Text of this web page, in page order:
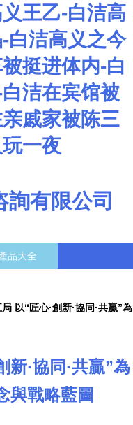
王乙-白洁高
白洁高义之今
挺进体内-白
洁在宾馆被
戚家被陈三
一夜
有限公司
品大全
以“匠心·創新·協同·共贏”為
新·協同·共贏”為
與戰略藍圖